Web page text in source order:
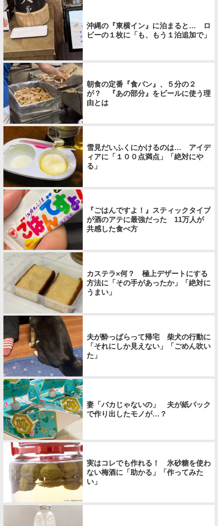
沖縄の『東横イン』に泊まると… ロ
ビーの１枚に「も、もう１泊追加で」
朝食の定番『食パン』、５分の２
が？ 『あの部分』をビールに使う理
由とは
雪見だいふくにかけるのは… アイデ
ィアに「１００点満点」「絶対にや
る」
『ごはんですよ！』スティックタイプ
が酒のアテに最強だった 11万人が
共感した食べ方
カステラ×何？ 極上デザートにする
方法に「その手があったか」「絶対に
うまい」
夫が酔っぱらって帰宅 柴犬の行動に
「それにしか見えない」「ごめん吹い
た」
妻「バカじゃないの」 夫が紙パック
で作り出したモノが…？
実はコレでも作れる！ 氷砂糖を使わ
ない梅酒に「助かる」「作ってみた
い」